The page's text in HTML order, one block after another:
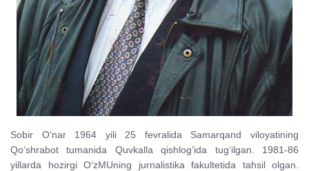
Sobir O‘nar 1964 yili 25 fevralida Samarqand viloyatining
Qo‘shrabot tumanida Quvkalla qishlog‘ida tug‘ilgan. 1981-86
yillarda hozirgi O‘zMUning jurnalistika fakultetida tahsil olgan.